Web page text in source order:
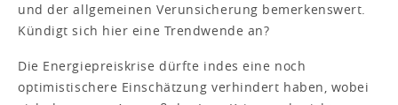
und der allgemeinen Verunsicherung bemerkenswert.
Kündigt sich hier eine Trendwende an?
Die Energiepreiskrise dürfte indes eine noch
optimistischere Einschätzung verhindert haben, wobei